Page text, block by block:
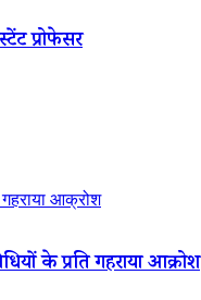
प्रोफेसर
आक्रोश
के प्रति गहराया आक्रोश